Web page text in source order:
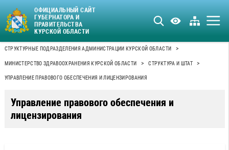
ОФИЦИАЛЬНЫЙ САЙТ
ГУБЕРНАТОРА И
ПРАВИТЕЛЬСТВА
КУРСКОЙ ОБЛАСТИ
СТРУКТУРНЫЕ ПОДРАЗДЕЛЕНИЯ АДМИНИСТРАЦИИ КУРСКОЙ ОБЛАСТИ >
МИНИСТЕРСТВО ЗДРАВООХРАНЕНИЯ КУРСКОЙ ОБЛАСТИ > СТРУКТУРА И ШТАТ >
УПРАВЛЕНИЕ ПРАВОВОГО ОБЕСПЕЧЕНИЯ И ЛИЦЕНЗИРОВАНИЯ
Управление правового обеспечения и
лицензирования